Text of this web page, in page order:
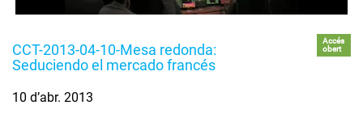
CCT-2013-04-10-Mesa redonda:
Seduciendo el mercado francés
Accés
obert
10 d’abr. 2013